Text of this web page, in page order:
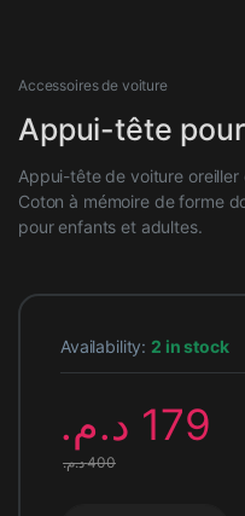
Accessoires de voiture
Appui-tête
Appui-tête de voiture
Coton à mémoire de forme
pour enfants et adultes.
Availability: 2 in stock
179 د.م.
400د.م.